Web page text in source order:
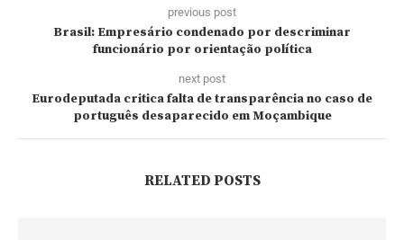
previous post
Brasil: Empresário condenado por descriminar
funcionário por orientação política
next post
Eurodeputada critica falta de transparência no caso de
português desaparecido em Moçambique
RELATED POSTS